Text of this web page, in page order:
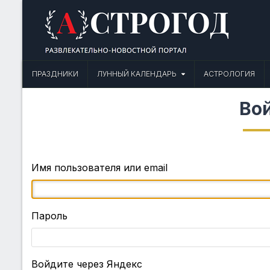
Астрогод: Праздники
ПРАЗДНИКИ
ЛУННЫЙ КАЛЕНДАРЬ АСТРОЛОГИЯ
Имя пользователя или email
Пароль
Войдите через Яндекс